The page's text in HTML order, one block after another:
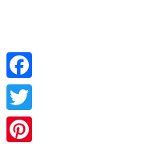
Facebook
Twitter